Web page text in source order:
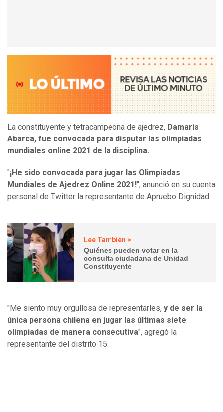
La constituyente y tetracampeona de ajedrez, Damaris
Abarca, fue convocada para disputar las olimpiadas
mundiales online 2021 de la disciplina.
"¡He sido convocada para jugar las Olimpiadas
Mundiales de Ajedrez Online 2021!", anunció en su cuenta
personal de Twitter la representante de Apruebo Dignidad.
Lee También >
Quiénes pueden votar en la
consulta ciudadana de Unidad
Constituyente
"Me siento muy orgullosa de representarles, y de ser la
única persona chilena en jugar las últimas siete
olimpiadas de manera consecutiva", agregó la
representante del distrito 15.